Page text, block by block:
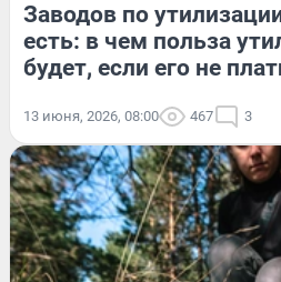
Заводов по
есть: в чем польза
будет, если его не
13 июня, 2026, 08:00 467 3